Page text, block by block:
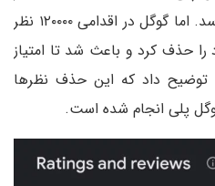
کلی این نرم افزار به ۱ ستاره برسد. اما گوگل در اقدامی ۱۲۰۰۰۰ نظر
را حذف کرد و باعث شد تا امتیاز
گوگل توضیح داد که این حذف نظرها
پلی انجام شده است.